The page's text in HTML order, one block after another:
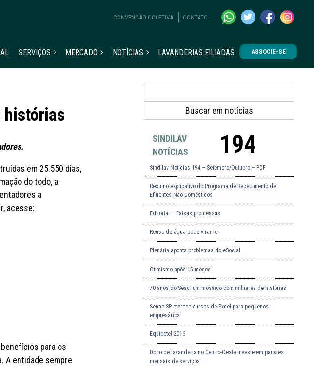
CONVENÇÃO COLETIVA CONTATO
SERVIÇOS MERCADO NOTÍCIAS LAVANDERIAS FILIADAS ASSOCIE-SE
histórias
em 25.550 dias,
do todo, a
a
acesse:
para os
A entidade sempre
SINDILAV
NOTÍCIAS
194
Sindilav Notícias 194 – Setembro/Outubro – PDF
Resumo explicativo do Programa de Recebimento de
Efluentes Não Domésticos
Editorial – Falsas promessas
Reuso de água pode virar lei
Plenária aponta problemas do eSocial
Otimismo após 15 meses
70 anos do Sesc: um mosaico com milhares de histórias
Senac SP oferece cursos de Excel para pequenos
empresários
Equipotel 2016
Dono de lavanderia no Centro-Oeste investe em pacotes
mensais de serviços